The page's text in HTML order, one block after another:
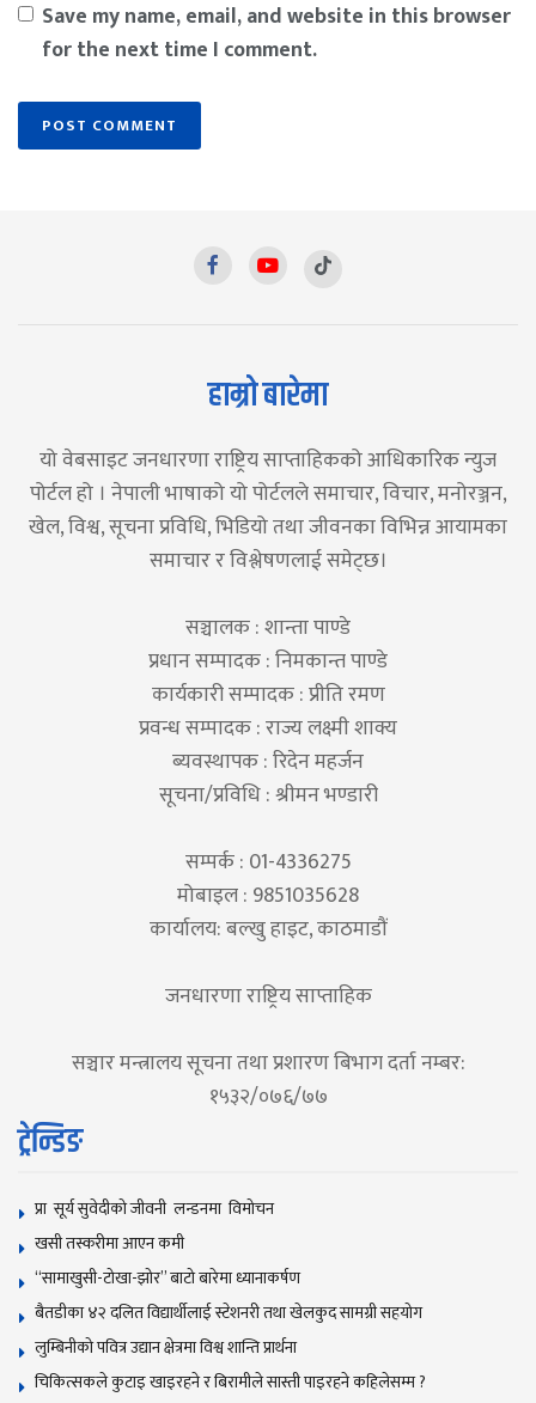
Save my name, email, and website in this browser
for the next time I comment.
हाम्रो बारेमा
यो वेबसाइट जनधारणा राष्ट्रिय साप्ताहिकको आधिकारिक न्युज
पोर्टल हो । नेपाली भाषाको यो पोर्टलले समाचार, विचार, मनोरञ्जन,
खेल, विश्व, सूचना प्रविधि, भिडियो तथा जीवनका विभिन्न आयामका
समाचार र विश्लेषणलाई समेट्छ।
सञ्चालक : शान्ता पाण्डे
प्रधान सम्पादक : निमकान्त पाण्डे
कार्यकारी सम्पादक : प्रीति रमण
प्रवन्ध सम्पादक : राज्य लक्ष्मी शाक्य
ब्यवस्थापक : रिदेन महर्जन
सूचना/प्रविधि : श्रीमन भण्डारी
सम्पर्क : 01-4336275
मोबाइल : 9851035628
कार्यालय: बल्खु हाइट, काठमाडौं
जनधारणा राष्ट्रिय साप्ताहिक
सञ्चार मन्त्रालय सूचना तथा प्रशारण बिभाग दर्ता नम्बर:
१५३२/०७६/७७
ट्रेन्डिङ
प्रा सूर्य सुवेदीको जीवनी लन्डनमा विमोचन
खसी तस्करीमा आएन कमी
“सामाखुसी-टोखा-झोर” बाटो बारेमा ध्यानाकर्षण
बैतडीका ४२ दलित विद्यार्थीलाई स्टेशनरी तथा खेलकुद सामग्री सहयोग
लुम्बिनीको पवित्र उद्यान क्षेत्रमा विश्व शान्ति प्रार्थना
चिकित्सकले कुटाइ खाइरहने र बिरामीले सास्ती पाइरहने कहिलेसम्म ?